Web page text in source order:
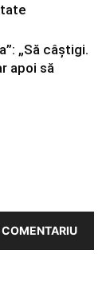
„Să câștigi.
apoi să